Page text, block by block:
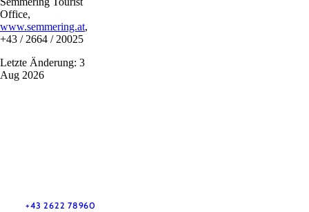
Office,
www.semmering.at,
+43 / 2664 / 20025
Letzte Änderung: 3
Aug 2026
+43 2622 78960